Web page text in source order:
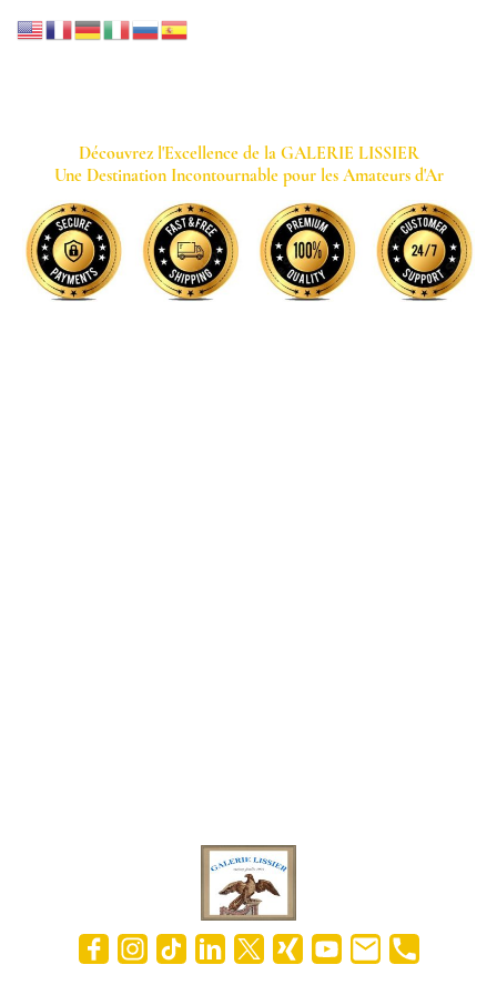
GALERIE LISSIER
Découvrez l'Excellence de la GALERIE LISSIER
Une Destination Incontournable pour les Amateurs d'Ar